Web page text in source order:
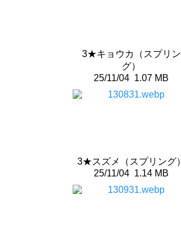
3★キョウカ（スプリン
グ）
25/11/04 1.07 MB
3★スズメ（スプリング）
25/11/04 1.14 MB